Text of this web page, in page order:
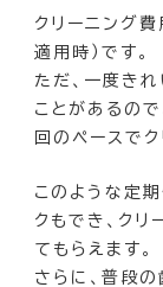
クリーニング
適用時）です。
ただ、一度き
ことがあるの
回のペースで
このような定
クもでき、ク
てもらえます。
さらに、普段